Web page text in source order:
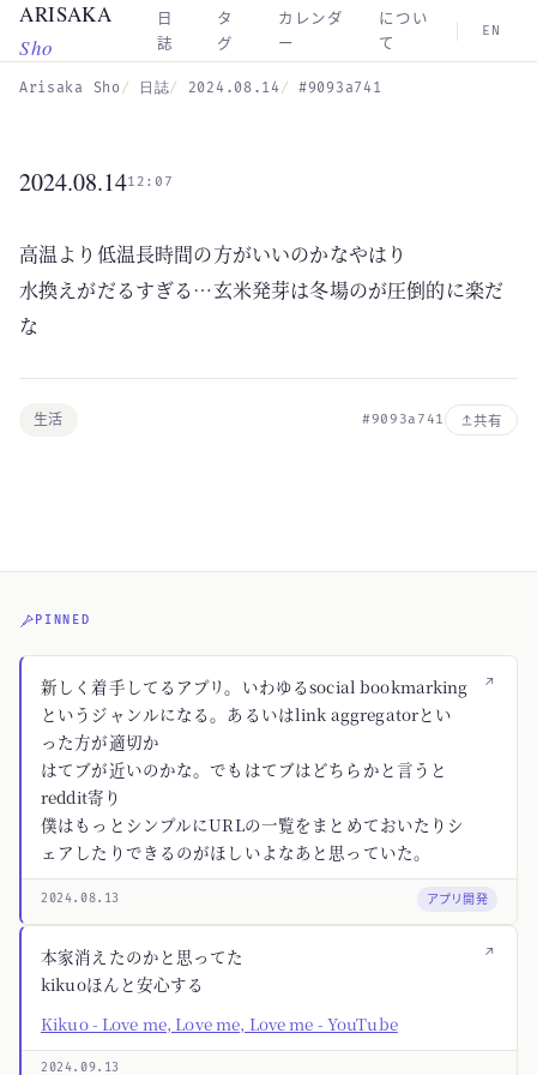
Skip to main content
ARISAKA
Sho
日
誌
タ
グ
カレンダ
ー
につい
て
EN
Arisaka Sho 日誌 2024.08.14 #9093a741
2024.08.1412:07
高温より低温長時間の方がいいのかなやはり
水換えがだるすぎる…玄米発芽は冬場のが圧倒的に楽だ
な
生活 #9093a741 共有
PINNED
↗
新しく着手してるアプリ。いわゆるsocial bookmarking
というジャンルになる。あるいはlink aggregatorとい
った方が適切か
はてブが近いのかな。でもはてブはどちらかと言うと
reddit寄り
僕はもっとシンプルにURLの一覧をまとめておいたりシ
ェアしたりできるのがほしいよなあと思っていた。
2024.08.13 アプリ開発
↗
本家消えたのかと思ってた
kikuoほんと安心する
Kikuo - Love me, Love me, Love me - YouTube
2024.09.13